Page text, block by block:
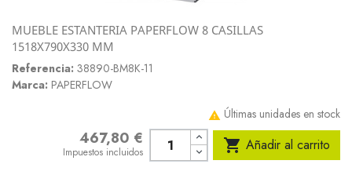
MUEBLE ESTANTERIA PAPERFLOW 8 CASILLAS
1518X790X330 MM
Referencia: 38890-BM8K-11
Marca: PAPERFLOW
 Últimas unidades en stock
Precio467,80 €
Impuestos incluidos  Añadir al carrito